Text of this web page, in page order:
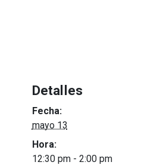
Detalles
Fecha:
mayo 13
Hora:
12:30 pm - 2:00 pm